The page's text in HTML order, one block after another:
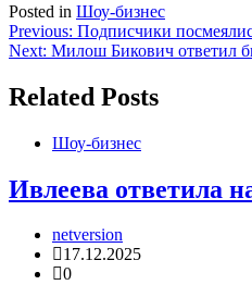
Posted in Шоу-бизнес
Навигация
по
записям
Previous: Подписчики
Next: Милош Бикович ответил
Related Posts
Шоу-бизнес
Ивлеева ответила
netversion
17.12.2025
0